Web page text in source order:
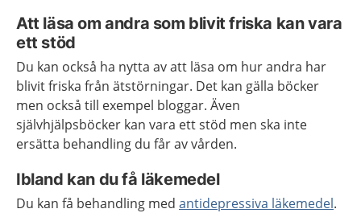
Att läsa om andra som blivit friska kan vara
ett stöd
Du kan också ha nytta av att läsa om hur andra har
blivit friska från ätstörningar. Det kan gälla böcker
men också till exempel bloggar. Även
självhjälpsböcker kan vara ett stöd men ska inte
ersätta behandling du får av vården.
Ibland kan du få läkemedel
Du kan få behandling med antidepressiva läkemedel.